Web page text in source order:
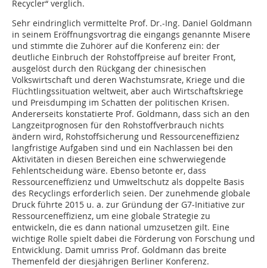
Recycler“ verglich.
Sehr eindringlich vermittelte Prof. Dr.-Ing. Daniel Goldmann
in seinem Eröffnungsvortrag die eingangs genannte Misere
und stimmte die Zuhörer auf die Konferenz ein: der
deutliche Einbruch der Rohstoffpreise auf breiter Front,
ausgelöst durch den Rückgang der chinesischen
Volkswirtschaft und deren Wachstumsrate, Kriege und die
Flüchtlingssituation weltweit, aber auch Wirtschaftskriege
und Preisdumping im Schatten der politischen Krisen.
Andererseits konstatierte Prof. Goldmann, dass sich an den
Langzeitprognosen für den Rohstoffverbrauch nichts
ändern wird, Rohstoffsicherung und Ressourceneffizienz
langfristige Aufgaben sind und ein Nachlassen bei den
Aktivitäten in diesen Bereichen eine schwerwiegende
Fehlentscheidung wäre. Ebenso betonte er, dass
Ressourceneffizienz und Umweltschutz als doppelte Basis
des Recyclings erforderlich seien. Der zunehmende globale
Druck führte 2015 u. a. zur Gründung der G7-Initiative zur
Ressourceneffizienz, um eine globale Strategie zu
entwickeln, die es dann national umzusetzen gilt. Eine
wichtige Rolle spielt dabei die Förderung von Forschung und
Entwicklung. Damit umriss Prof. Goldmann das breite
Themenfeld der diesjährigen Berliner Konferenz.